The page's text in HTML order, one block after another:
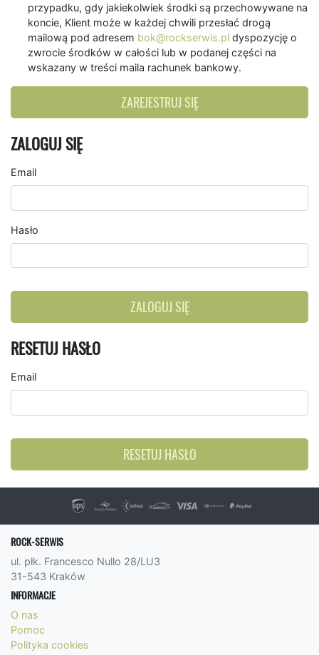
przypadku, gdy jakiekolwiek środki są przechowywane na
koncie, Klient może w każdej chwili przesłać drogą
mailową pod adresem bok@rockserwis.pl dyspozycję o
zwrocie środków w całości lub w podanej części na
wskazany w treści maila rachunek bankowy.
ZAREJESTRUJ SIĘ
ZALOGUJ SIĘ
Email
Hasło
ZALOGUJ SIĘ
RESETUJ HASŁO
Email
RESETUJ HASŁO
ROCK-SERWIS
ul. płk. Francesco Nullo 28/LU3
31-543 Kraków
INFORMACJE
O nas
Pomoc
Polityka cookies